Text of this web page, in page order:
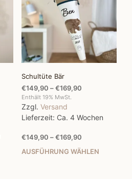
Schultüte Bär
€149,90 –€169,90Preisspanne:
€169,90
Enthält 19% MwSt.
Zzgl. Versand
Lieferzeit: Ca. 4 Wochen
€149,90 –€169,90Preisspanne:
bis
AUSFÜHRUNG WÄHLEN